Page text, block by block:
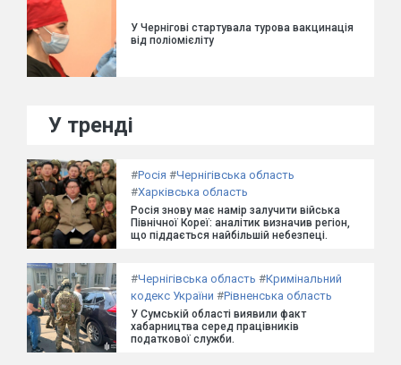
У Чернігові стартувала турова вакцинація
від поліомієліту
У тренді
#Росія #Чернігівська область
#Харківська область
Росія знову має намір залучити війська
Північної Кореї: аналітик визначив регіон,
що піддається найбільшій небезпеці.
#Чернігівська область #Кримінальний
кодекс України #Рівненська область
У Сумській області виявили факт
хабарництва серед працівників
податкової служби.